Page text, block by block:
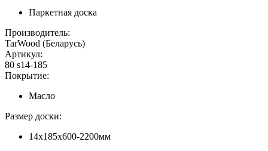
Паркетная доска
Производитель:
TarWood (Беларусь)
Артикул:
80 s14-185
Покрытие:
Масло
Размер доски:
14х185х600-2200мм